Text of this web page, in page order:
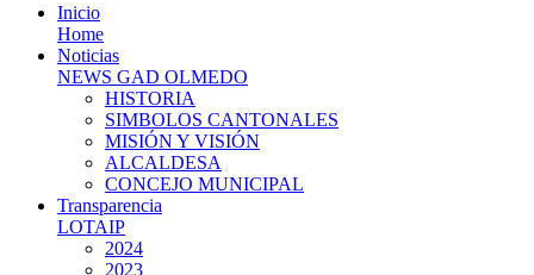
Inicio
Home
Noticias
NEWS GAD OLMEDO
HISTORIA
SIMBOLOS CANTONALES
MISIÓN Y VISIÓN
ALCALDESA
CONCEJO MUNICIPAL
Transparencia
LOTAIP
2024
2023